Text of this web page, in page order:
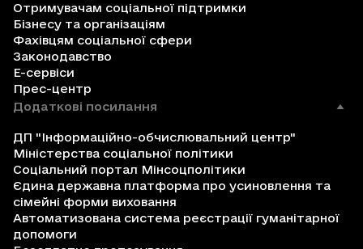
Отримувачам соціальної підтримки
Бізнесу та організаціям
Фахівцям соціальної сфери
Законодавство
Е-сервіси
Прес-центр
Додаткові посилання
ДП "Інформаційно-обчислювальний центр"
Міністерства соціальної політики
Соціальний портал Мінсоцполітики
Єдина державна платформа про усиновлення та
сімейні форми виховання
Автоматизована система реєстрації гуманітарної
допомоги